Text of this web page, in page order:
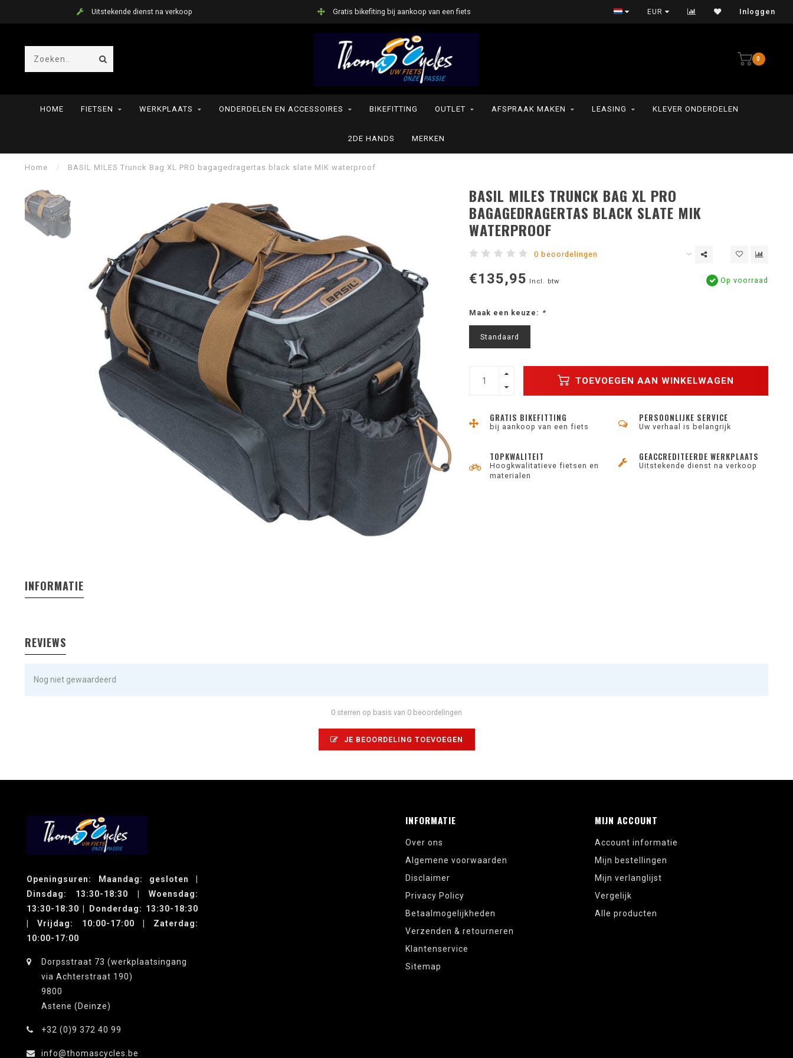
Uitstekende dienst na verkoop Gratis bikefiting bij aankoop van een fiets Persoonlijke service
EUR Inloggen
0
HOME FIETSEN WERKPLAATS ONDERDELEN EN ACCESSOIRES BIKEFITTING OUTLET AFSPRAAK MAKEN LEASING KLEVER ONDERDELEN
2DE HANDS MERKEN
Home / BASIL MILES Trunck Bag XL PRO bagagedragertas black slate MIK waterproof
BASIL MILES TRUNCK BAG XL PRO
BAGAGEDRAGERTAS BLACK SLATE MIK
WATERPROOF
0 beoordelingen
€135,95 Incl. btw Op voorraad
Maak een keuze: *
Standaard
TOEVOEGEN AAN WINKELWAGEN
GRATIS BIKEFITTING
bij aankoop van een fiets
PERSOONLIJKE SERVICE
Uw verhaal is belangrijk
TOPKWALITEIT
Hoogkwalitatieve fietsen en
materialen
GEACCREDITEERDE WERKPLAATS
Uitstekende dienst na verkoop
INFORMATIE
REVIEWS
Nog niet gewaardeerd
0 sterren op basis van 0 beoordelingen
JE BEOORDELING TOEVOEGEN
Openingsuren: Maandag: gesloten |
Dinsdag: 13:30-18:30 | Woensdag:
13:30-18:30 | Donderdag: 13:30-18:30
| Vrijdag: 10:00-17:00 | Zaterdag:
10:00-17:00
Dorpsstraat 73 (werkplaatsingang
via Achterstraat 190)
9800
Astene (Deinze)
+32 (0)9 372 40 99
info@thomascycles.be
INFORMATIE
Over ons
Algemene voorwaarden
Disclaimer
Privacy Policy
Betaalmogelijkheden
Verzenden & retourneren
Klantenservice
Sitemap
MIJN ACCOUNT
Account informatie
Mijn bestellingen
Mijn verlanglijst
Vergelijk
Alle producten